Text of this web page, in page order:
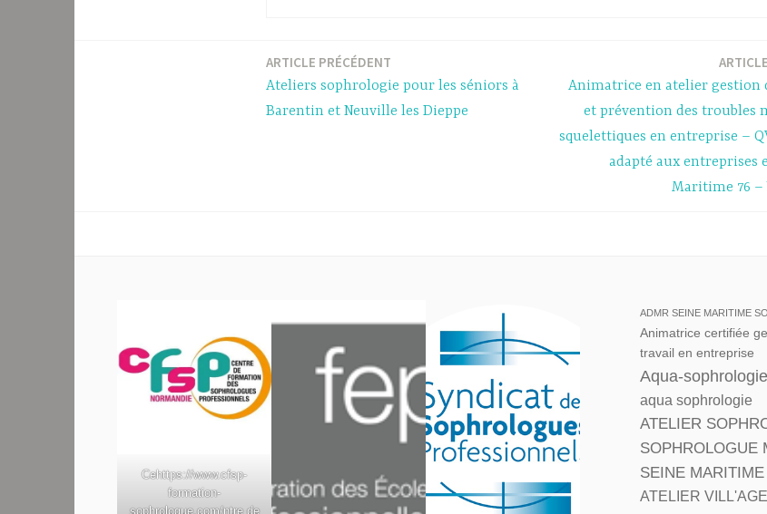
ARTICLE PRÉCÉDENT
Ateliers sophrologie pour les séniors à
Barentin et Neuville les Dieppe
Animatrice en atelier gestion
et prévention des troubles
squelettiques en entreprise –
adapté aux entreprises
Maritime 76 –
Cehttps://www.cfsp-
formation-
sophrologue.com/ntre de
ADMR SEINE MARITIME
Animatrice certifiée
travail en entreprise
Aqua-
aqua sophrologie
ATELIER
SOPHROLOGUE
SEINE MARITIME
ATELIER